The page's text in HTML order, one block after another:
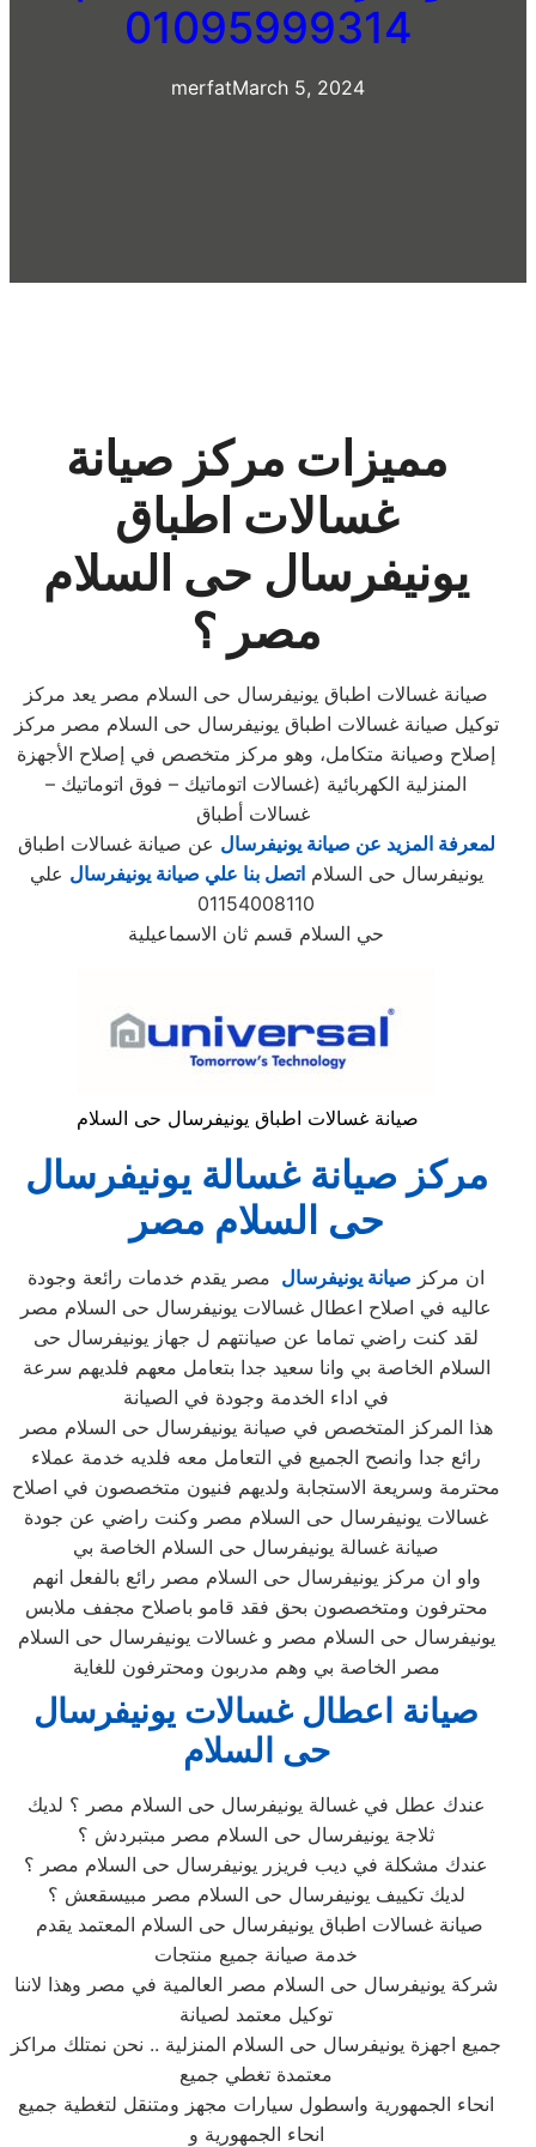
01095999314
merfatMarch 5, 2024
مميزات مركز صيانة
غسالات اطباق
يونيفرسال حى السلام
مصر ؟
صيانة غسالات اطباق يونيفرسال حى السلام مصر يعد مركز
توكيل صيانة غسالات اطباق يونيفرسال حى السلام مصر مركز
إصلاح وصيانة متكامل، وهو مركز متخصص في إصلاح الأجهزة
المنزلية الكهربائية (غسالات اتوماتيك – فوق اتوماتيك –
غسالات أطباق
لمعرفة المزيد عن صيانة يونيفرسال عن صيانة غسالات اطباق
يونيفرسال حى السلاماتصل بنا علي صيانة يونيفرسال علي
01154008110
حي السلام قسم ثان الاسماعيلية
صيانة غسالات اطباق يونيفرسال حى السلام
مركز صيانة غسالة يونيفرسال
حى السلام مصر
ان مركز صيانة يونيفرسال مصر يقدم خدمات رائعة وجودة
عاليه في اصلاح اعطال غسالات يونيفرسال حى السلام مصر
لقد كنت راضي تماما عن صيانتهم ل جهاز يونيفرسال حى
السلام الخاصة بي وانا سعيد جدا بتعامل معهم فلديهم سرعة
في اداء الخدمة وجودة في الصيانة
هذا المركز المتخصص في صيانة يونيفرسال حى السلام مصر
رائع جدا وانصح الجميع في التعامل معه فلديه خدمة عملاء
محترمة وسريعة الاستجابة ولديهم فنيون متخصصون في اصلاح
غسالات يونيفرسال حى السلام مصر وكنت راضي عن جودة
صيانة غسالة يونيفرسال حى السلام الخاصة بي
واو ان مركز يونيفرسال حى السلام مصر رائع بالفعل انهم
محترفون ومتخصصون بحق فقد قامو باصلاح مجفف ملابس
يونيفرسال حى السلام مصر و غسالات يونيفرسال حى السلام
مصر الخاصة بي وهم مدربون ومحترفون للغاية
صيانة اعطال غسالات يونيفرسال
حى السلام
عندك عطل في غسالة يونيفرسال حى السلام مصر ؟ لديك
ثلاجة يونيفرسال حى السلام مصر مبتبردش ؟
عندك مشكلة في ديب فريزر يونيفرسال حى السلام مصر ؟
لديك تكييف يونيفرسال حى السلام مصر مبيسقعش ؟
خدمة صيانة جميع منتجات
شركة يونيفرسال حى السلام مصر العالمية في مصر وهذا لاننا
توكيل معتمد لصيانة
جميع اجهزة يونيفرسال حى السلام المنزلية .. نحن نمتلك مراكز
معتمدة تغطي جميع
انحاء الجمهورية واسطول سيارات مجهز ومتنقل لتغطية جميع
انحاء الجمهورية و